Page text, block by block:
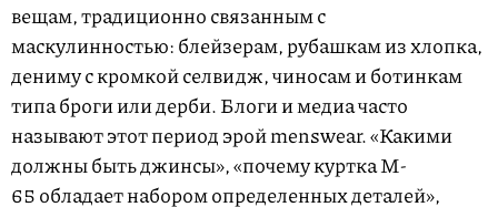
вещам, традиционно связанным с
маскулинностью: блейзерам, рубашкам из хлопка,
дениму с кромкой селвидж, чиносам и ботинкам
типа броги или дерби. Блоги и медиа часто
называют этот период эрой menswear. «Какими
должны быть джинсы», «почему куртка M-
65 обладает набором определенных деталей»,